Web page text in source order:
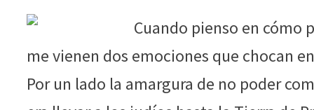
Cuando pienso en cómo
me vienen dos emociones que chocan
Por un lado la amargura de no poder